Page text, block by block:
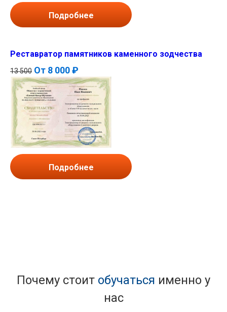
Подробнее
Реставратор памятников каменного зодчества
13 500 От 8 000 ₽
Подробнее
Почему стоит обучаться именно у
нас